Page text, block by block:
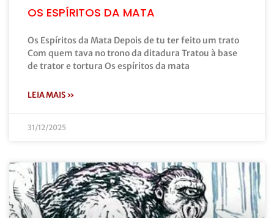
OS ESPÍRITOS DA MATA
Os Espíritos da Mata Depois de tu ter feito um trato
Com quem tava no trono da ditadura Tratou à base
de trator e tortura Os espíritos da mata
LEIA MAIS »
31/12/2025